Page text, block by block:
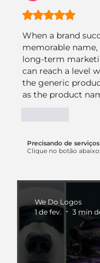
Precisando de
Clique no botão abaixo:
We Do Logos
1 de fev.
3 min
Avaliado com 5
When a brand
memorable
long-term
can reach a level
the generic
as the product